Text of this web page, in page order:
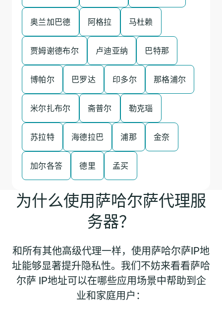
奥兰加巴德 阿格拉 马杜赖
贾姆谢德布尔 卢迪亚纳 巴特那
博帕尔 巴罗达 印多尔 那格浦尔
米尔扎布尔 斋普尔 勒克瑙
苏拉特 海德拉巴 浦那 金奈
加尔各答 德里 孟买
为什么使用萨哈尔萨代理服
务器？
和所有其他高级代理一样，使用萨哈尔萨IP地
址能够显著提升隐私性。我们不妨来看看萨哈
尔萨 IP地址可以在哪些应用场景中帮助到企
业和家庭用户：